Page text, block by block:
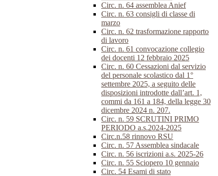
Circ. n. 64 assemblea Anief
Circ. n. 63 consigli di classe di
marzo
Circ. n. 62 trasformazione rapporto
di lavoro
Circ. n. 61 convocazione collegio
dei docenti 12 febbraio 2025
Circ. n. 60 Cessazioni dal servizio
del personale scolastico dal 1°
settembre 2025, a seguito delle
disposizioni introdotte dall’art. 1,
commi da 161 a 184, della legge 30
dicembre 2024 n. 207.
Circ. n. 59 SCRUTINI PRIMO
PERIODO a.s.2024-2025
Circ.n.58 rinnovo RSU
Circ. n. 57 Assemblea sindacale
Circ. n. 56 iscrizioni a.s. 2025-26
Circ. n. 55 Sciopero 10 gennaio
Circ. 54 Esami di stato